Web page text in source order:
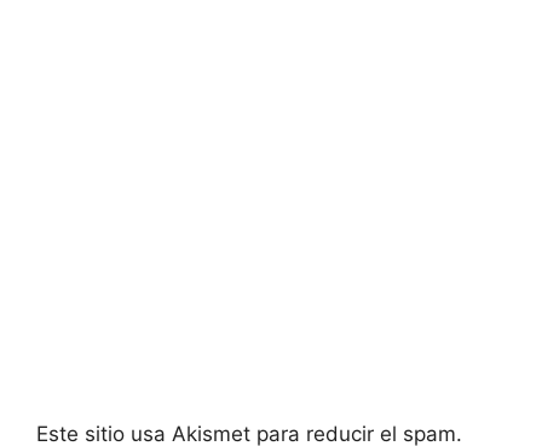
Este sitio usa Akismet para reducir el spam.